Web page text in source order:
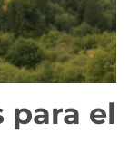
para el